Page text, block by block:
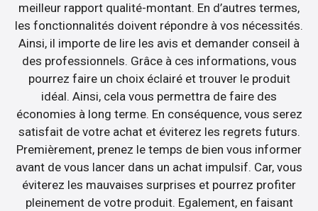
meilleur rapport qualité-montant. En d’autres termes,
les fonctionnalités doivent répondre à vos nécessités.
Ainsi, il importe de lire les avis et demander conseil à
des professionnels. Grâce à ces informations, vous
pourrez faire un choix éclairé et trouver le produit
idéal. Ainsi, cela vous permettra de faire des
économies à long terme. En conséquence, vous serez
satisfait de votre achat et éviterez les regrets futurs.
Premièrement, prenez le temps de bien vous informer
avant de vous lancer dans un achat impulsif. Car, vous
éviterez les mauvaises surprises et pourrez profiter
pleinement de votre produit. Egalement, en faisant